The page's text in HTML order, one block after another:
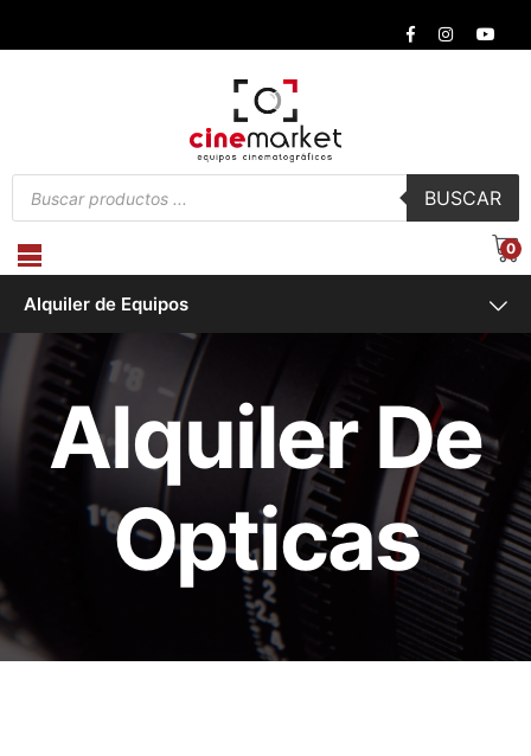
de
productos
BUSCAR
0
Alquiler de Equipos
Alquiler De
Opticas